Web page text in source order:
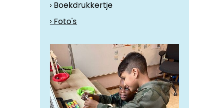
› Boekdrukkertje
› Foto's